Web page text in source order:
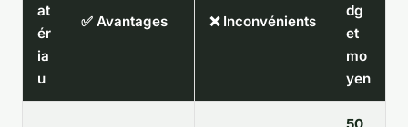
at
ér
ia
u
✅ Avantages ❌ Inconvénients
dg
et
mo
yen
50